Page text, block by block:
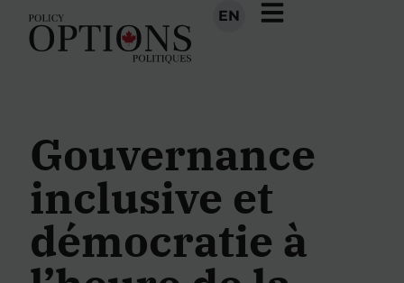
EN
Gouvernance
inclusive et
démocratie à